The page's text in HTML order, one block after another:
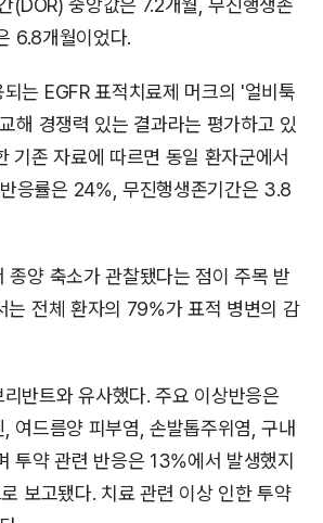
6.8개월이었다.
는 EGFR 표적치료제 머크의 '얼비툭
해 경쟁력 있는 결과라는 평가하고 있
기존 자료에 따르면 동일 환자군에서
응률은 24%, 무진행생존기간은 3.8
종양 축소가 관찰됐다는 점이 주목 받
는 전체 환자의 79%가 표적 병변의 감
반트와 유사했다. 주요 이상반응은
여드름양 피부염, 손발톱주위염, 구내
투약 관련 반응은 13%에서 발생했지
보고됐다. 치료 관련 이상 인한 투약